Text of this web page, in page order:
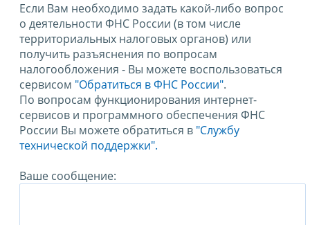
Если Вам необходимо задать какой-либо вопрос
о деятельности ФНС России (в том числе
территориальных налоговых органов) или
получить разъяснения по вопросам
налогообложения - Вы можете воспользоваться
сервисом "Обратиться в ФНС России".
По вопросам функционирования интернет-
сервисов и программного обеспечения ФНС
России Вы можете обратиться в "Службу
технической поддержки".
Ваше сообщение: